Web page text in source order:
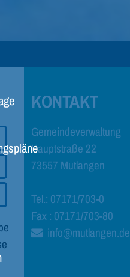
KONTAKT
Gemeindeverwaltung
Hauptstraße 22
73557 Mutlangen
Tel.: 07171/703-0
Fax : 07171/703-80
info@mutlangen.de